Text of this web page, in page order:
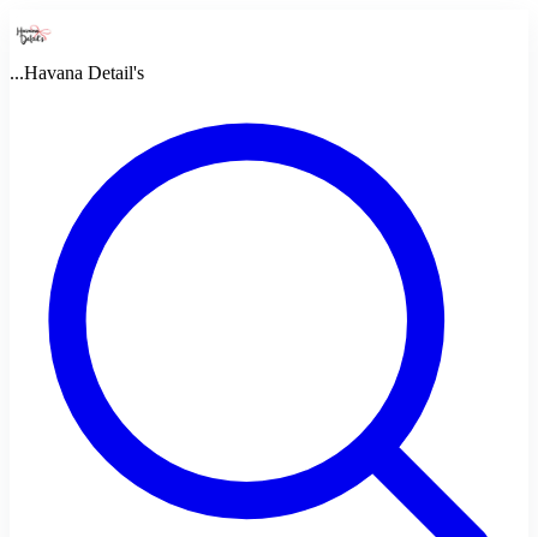
...Havana Detail's